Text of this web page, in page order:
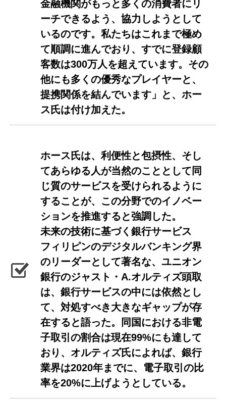
金融機関がもっと多くの消費者にリ
ーチできるよう、協力しようとして
いるのです。私たちはこれまで極め
て順調に進んでおり、すでに登録顧
客数は300万人を超えています。その
他にも多くの優秀なプレイヤーと、
提携関係を結んでいます」と、ホー
ス氏は付け加えた。
ホース氏は、利便性と包摂性、そし
てあらゆる人が当然のこととして同
じ質のサービスを受けられるように
することが、この分野でのイノベー
ションを推進すると強調した。
未来の技術に基づく銀行サービス
フィリピンのデジタルバンキング界
のリーダーとして著名な、ユニオン
銀行のジャスト・A.オルティズ頭取
は、銀行サービスの中には依然とし
て、対処すべき大きなギャップが存
在すると語った。同国における非電
子取引の割合は現在99%にも達して
おり、オルティズ氏によれば、銀行
業界は2020年までに、電子取引の比
率を20%に上げようとしている。